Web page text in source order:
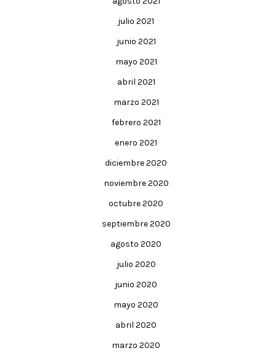
julio 2021
junio 2021
mayo 2021
abril 2021
marzo 2021
febrero 2021
enero 2021
diciembre 2020
noviembre 2020
octubre 2020
septiembre 2020
agosto 2020
julio 2020
junio 2020
mayo 2020
abril 2020
marzo 2020